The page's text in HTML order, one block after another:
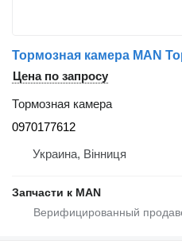
Цена по запросу
Тормозная камера
0970177612
Украина, Вінниця
Запчасти к MAN